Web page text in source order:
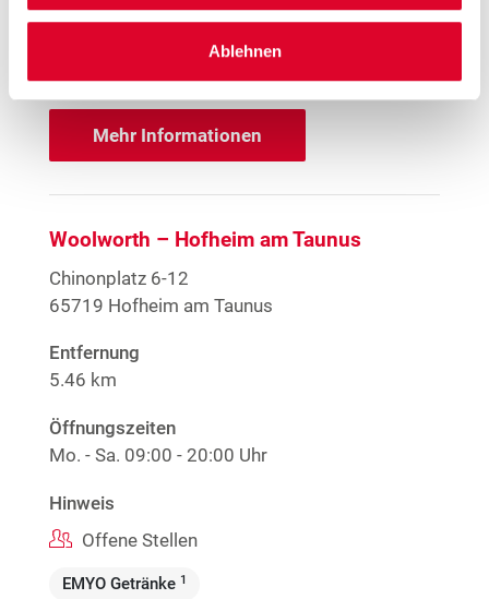
Ablehnen
EMYO Getränke
Große Größen Damenwäsche
Mehr Informationen
Woolworth – Hofheim am Taunus
Chinonplatz 6-12
65719 Hofheim am Taunus
Entfernung
5.46 km
Öffnungszeiten
Mo. - Sa. 09:00 - 20:00 Uhr
Hinweis
Offene Stellen
EMYO Getränke 1